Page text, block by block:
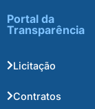
Portal da
Transparência
Licitação
Contratos